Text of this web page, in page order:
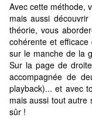
Avec cette méthode,
mais aussi
théorie, vous
cohérente et efficace
sur le manche de la
Sur la page de
accompagnée de
playback)... et avec
mais aussi tout autre
sûr !